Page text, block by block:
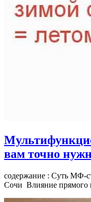
вам точно
содержание : Суть МФ-
Сочи Влияние прямого